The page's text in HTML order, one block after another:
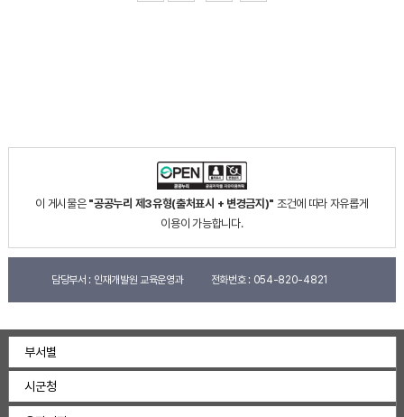
이 게시물은 "공공누리 제3유형(출처표시 + 변경금지)" 조건에 따라 자유롭게
이용이 가능합니다.
담당부서 : 인재개발원 교육운영과 전화번호 : 054-820-4821
부서별
시군청